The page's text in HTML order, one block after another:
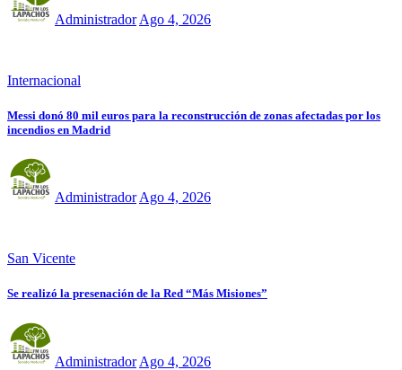
Administrador Ago 4, 2026
Internacional
Messi donó 80 mil euros para la reconstrucción de zonas afectadas por los
incendios en Madrid
Administrador Ago 4, 2026
San Vicente
Se realizó la presenación de la Red “Más Misiones”
Administrador Ago 4, 2026